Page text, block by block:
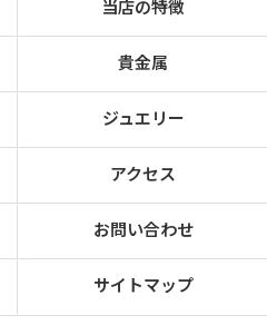
当店の特徴
貴金属
ジュエリー
アクセス
お問い合わせ
サイトマップ